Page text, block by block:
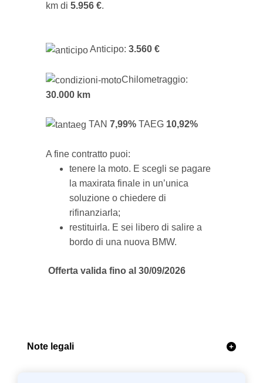
km di 5.956 €.
Anticipo: 3.560 €
Chilometraggio:
30.000 km
TAN 7,99% TAEG 10,92%
A fine contratto puoi:
tenere la moto. E scegli se pagare
la maxirata finale in un’unica
soluzione o chiedere di
rifinanziarla;
restituirla. E sei libero di salire a
bordo di una nuova BMW.
Offerta valida fino al 30/09/2026
Note legali